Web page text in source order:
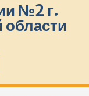
№2 г.
области